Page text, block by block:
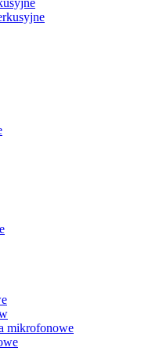
mikrofonowe